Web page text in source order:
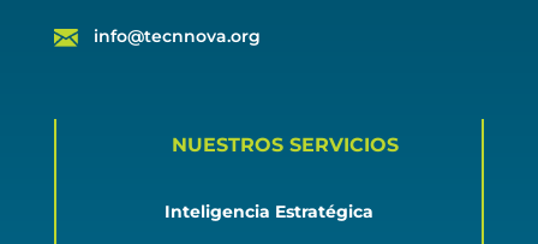
info@tecnnova.org
NUESTROS SERVICIOS
Inteligencia Estratégica